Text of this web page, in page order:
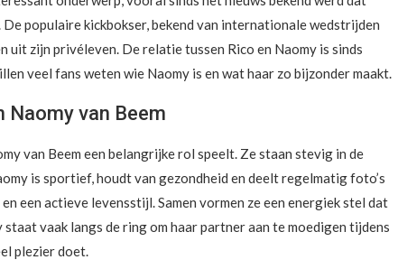
populaire kickbokser, bekend van internationale wedstrijden
uit zijn privéleven. De relatie tussen Rico en Naomy is sinds
veel fans weten wie Naomy is en wat haar zo bijzonder maakt.
Naomy van Beem
van Beem een belangrijke rol speelt. Ze staan stevig in de
is sportief, houdt van gezondheid en deelt regelmatig foto’s
een actieve levensstijl. Samen vormen ze een energiek stel dat
vaak langs de ring om haar partner aan te moedigen tijdens
plezier doet.